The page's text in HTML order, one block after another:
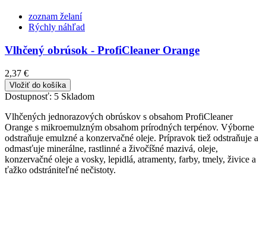
zoznam želaní
Rýchly náhľad
Vlhčený obrúsok - ProfiCleaner Orange
2,37 €
Vložiť do košíka
Dostupnosť: 5 Skladom
Vlhčených jednorazových obrúskov s obsahom ProfiCleaner
Orange s mikroemulzným obsahom prírodných terpénov. Výborne
odstraňuje emulzné a konzervačné oleje. Prípravok tiež odstraňuje a
odmasťuje minerálne, rastlinné a živočíšné mazivá, oleje,
konzervačné oleje a vosky, lepidlá, atramenty, farby, tmely, živice a
ťažko odstrániteľné nečistoty.